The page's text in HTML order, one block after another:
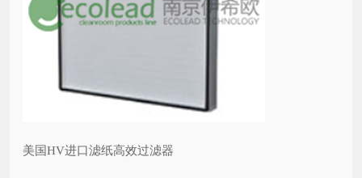
美国HV进口滤纸高效过滤器